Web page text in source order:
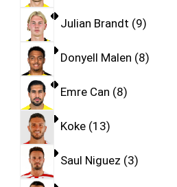
Julian Brandt 9
Donyell Malen 8
Emre Can 8
Koke 13
Saul Niguez 3